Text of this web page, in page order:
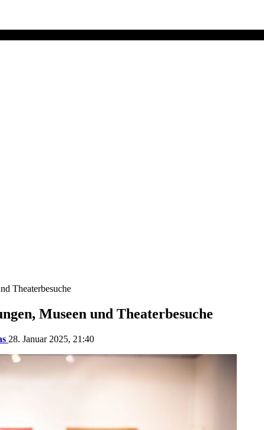
Theaterbesuche
Museen und Theaterbesuche
28. Januar 2025, 21:40